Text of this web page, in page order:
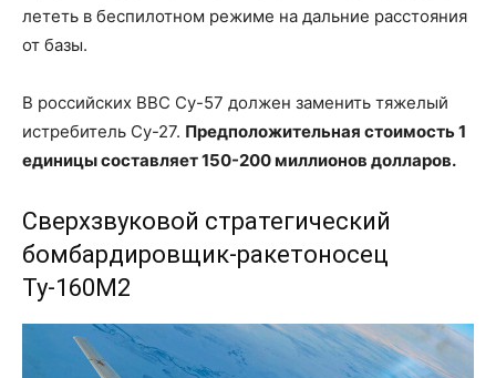
лететь в беспилотном режиме на дальние расстояния
от базы.
В российских ВВС Су-57 должен заменить тяжелый
истребитель Су-27. Предположительная стоимость 1
единицы составляет 150-200 миллионов долларов.
Сверхзвуковой стратегический
бомбардировщик-ракетоносец
Ту-160М2